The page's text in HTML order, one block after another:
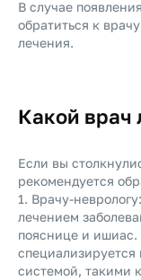
В случае
обратиться к
лечения.
Какой врач
Если вы
рекомендуется
1. Врачу-
лечением
пояснице и ишиас.
специализируется
системой, такими